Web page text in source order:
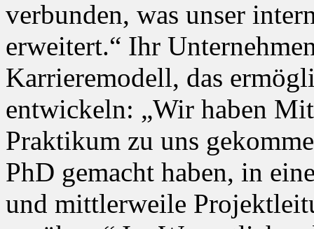
verbunden, was unser
erweitert.“ Ihr
Karrieremodell, das
entwickeln: „Wir haben
Praktikum zu uns
PhD gemacht haben, in
und mittlerweile